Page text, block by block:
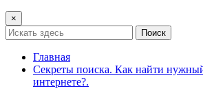
×
Поиск
Главная
Секреты поиска. Как найти
интернете?.